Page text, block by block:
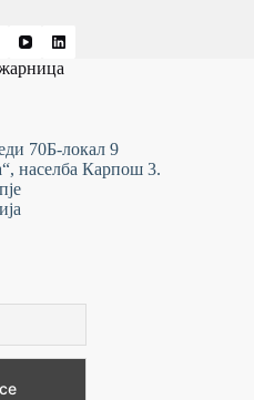
70Б-локал 9
населба Карпош 3.